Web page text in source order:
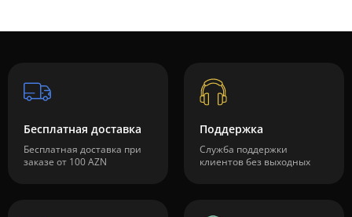
Бесплатная доставка
Бесплатная доставка при
заказе от 100 AZN
Поддержка
Служба поддержки
клиентов без выходных